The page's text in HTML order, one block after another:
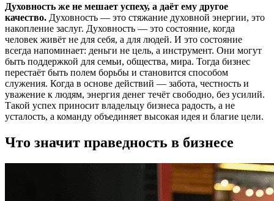
Духовность же не мешает успеху, а даёт ему другое
качество. Духовность — это стяжание духовной энергии, это
накопление заслуг. Духовность — это состояние, когда
человек живёт не для себя, а для людей. И это состояние
всегда напоминает: деньги не цель, а инструмент. Они могут
быть поддержкой для семьи, общества, мира. Тогда бизнес
перестаёт быть полем борьбы и становится способом
служения. Когда в основе действий — забота, честность и
уважение к людям, энергия денег течёт свободно, без усилий.
Такой успех приносит владельцу бизнеса радость, а не
усталость, а команду объединяет высокая идея и благие цели.
Что значит праведность в бизнесе